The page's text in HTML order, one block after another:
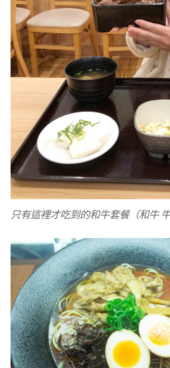
只有這裡才吃到的和牛套餐（和牛